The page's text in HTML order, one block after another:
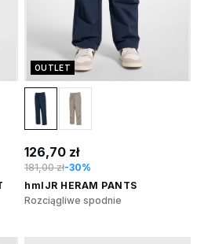
OUTLET
126,70 zł
181,00 zł-30%
hmlJR HERAM PANTS
Rozciągliwe spodnie